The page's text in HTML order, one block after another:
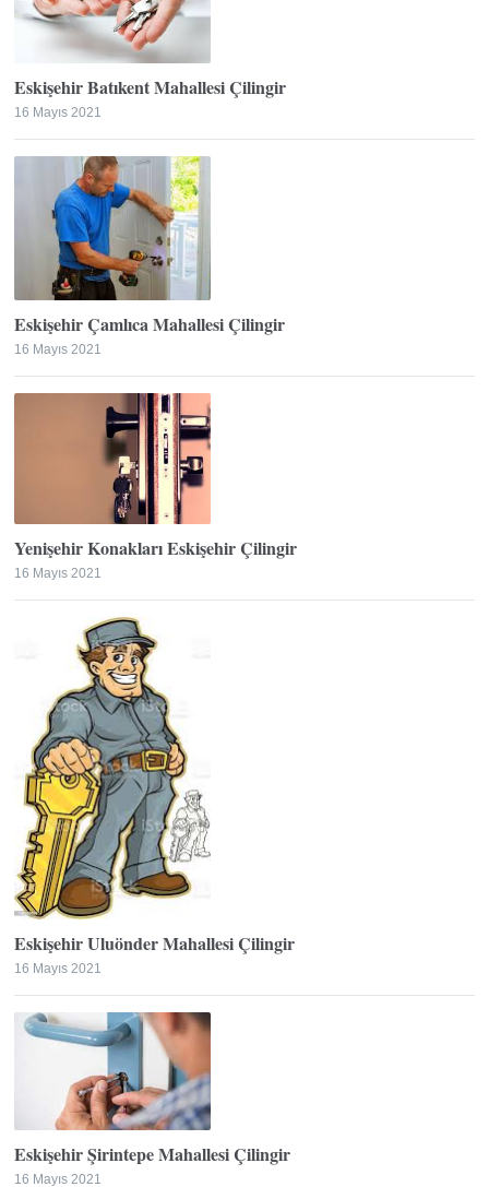
Eskişehir Batıkent Mahallesi Çilingir
16 Mayıs 2021
Eskişehir Çamlıca Mahallesi Çilingir
16 Mayıs 2021
Yenişehir Konakları Eskişehir Çilingir
16 Mayıs 2021
Eskişehir Uluönder Mahallesi Çilingir
16 Mayıs 2021
Eskişehir Şirintepe Mahallesi Çilingir
16 Mayıs 2021